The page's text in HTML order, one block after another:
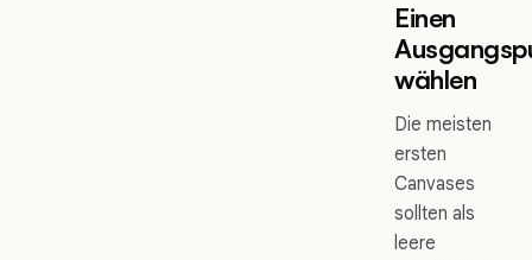
Einen
wählen
Die meisten
ersten
Canvases
sollten als
leere